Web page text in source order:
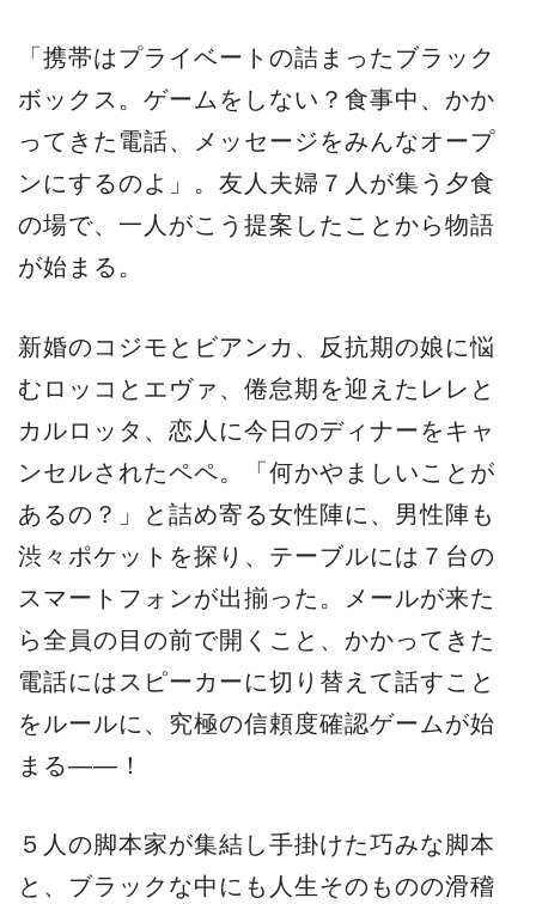
「携帯はプライベートの詰まったブラック
ボックス。ゲームをしない？食事中、かか
ってきた電話、メッセージをみんなオープ
ンにするのよ」。友人夫婦７人が集う夕食
の場で、一人がこう提案したことから物語
が始まる。
新婚のコジモとビアンカ、反抗期の娘に悩
むロッコとエヴァ、倦怠期を迎えたレレと
カルロッタ、恋人に今日のディナーをキャ
ンセルされたペペ。「何かやましいことが
あるの？」と詰め寄る女性陣に、男性陣も
渋々ポケットを探り、テーブルには７台の
スマートフォンが出揃った。メールが来た
ら全員の目の前で開くこと、かかってきた
電話にはスピーカーに切り替えて話すこと
をルールに、究極の信頼度確認ゲームが始
まる――！
５人の脚本家が集結し手掛けた巧みな脚本
と、ブラックな中にも人生そのものの滑稽